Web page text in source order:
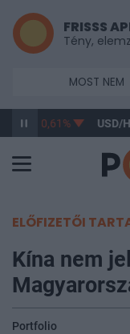
FRISSS
Tény,
MOST NEM
-0,61% USD/
ELŐFIZETŐI
Kína nem
Portfolio